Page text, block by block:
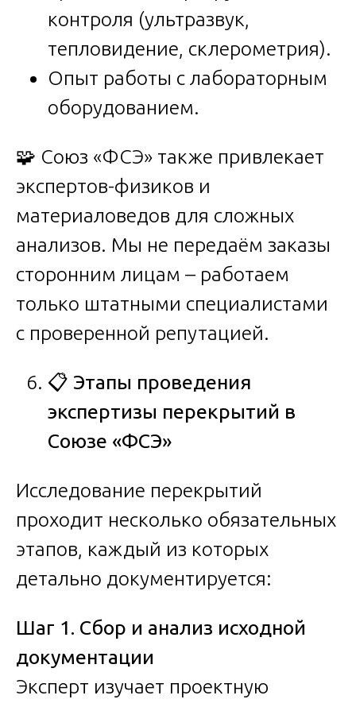
контроля (ультразвук,
тепловидение, склерометрия).
Опыт работы с лабораторным
оборудованием.
🧩 Союз «ФСЭ» также привлекает
экспертов-физиков и
материаловедов для сложных
анализов. Мы не передаём заказы
сторонним лицам – работаем
только штатными специалистами
с проверенной репутацией.
📋 Этапы проведения
экспертизы перекрытий в
Союзе «ФСЭ»
Исследование перекрытий
проходит несколько обязательных
этапов, каждый из которых
детально документируется:
Шаг 1. Сбор и анализ исходной
документации
Эксперт изучает проектную